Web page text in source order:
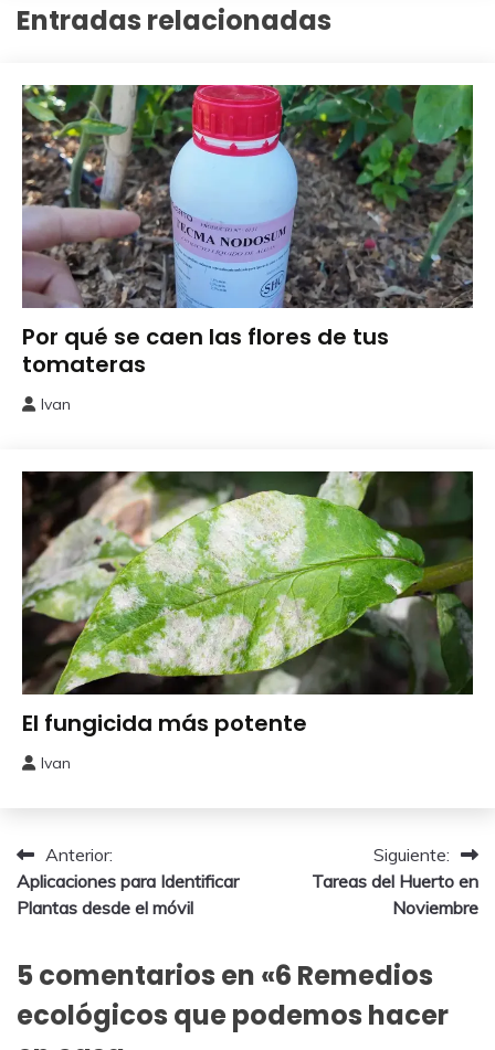
Entradas relacionadas
Abonos y
Remedios
Por qué se caen las flores de tus
tomateras
2026
Ivan
Abonos y
Remedios
El fungicida más potente
mayo,
Ivan
Navegación
de
Anterior:
Aplicaciones para Identificar
Plantas desde el móvil
Siguiente:
Tareas del Huerto en
Noviembre
5 comentarios en «6 Remedios
ecológicos que podemos hacer